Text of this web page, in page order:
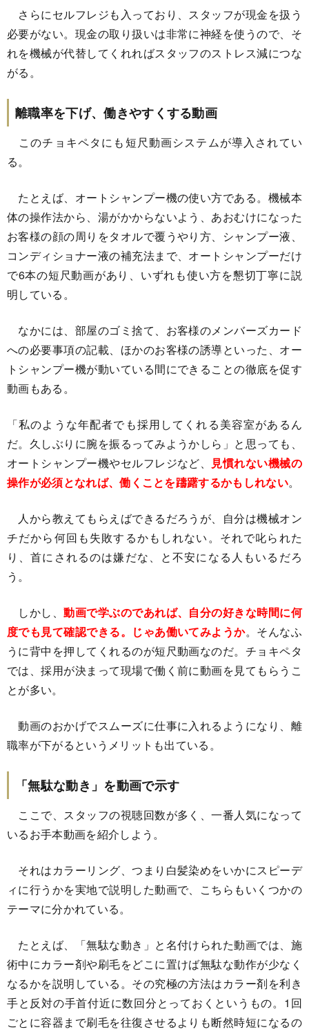
さらにセルフレジも入っており、スタッフが現金を扱う
必要がない。現金の取り扱いは非常に神経を使うので、そ
れを機械が代替してくれればスタッフのストレス減につな
がる。
離職率を下げ、働きやすくする動画
このチョキペタにも短尺動画システムが導入されてい
る。
たとえば、オートシャンプー機の使い方である。機械本
体の操作法から、湯がかからないよう、あおむけになった
お客様の顔の周りをタオルで覆うやり方、シャンプー液、
コンディショナー液の補充法まで、オートシャンプーだけ
で6本の短尺動画があり、いずれも使い方を懇切丁寧に説
明している。
なかには、部屋のゴミ捨て、お客様のメンバーズカード
への必要事項の記載、ほかのお客様の誘導といった、オー
トシャンプー機が動いている間にできることの徹底を促す
動画もある。
「私のような年配者でも採用してくれる美容室があるん
だ。久しぶりに腕を振るってみようかしら」と思っても、
オートシャンプー機やセルフレジなど、
見慣れない機械の
操作が必須となれば、働くことを躊躇するかもしれない。
人から教えてもらえばできるだろうが、自分は機械オン
チだから何回も失敗するかもしれない。それで叱られた
り、首にされるのは嫌だな、と不安になる人もいるだろ
う。
しかし、動画で学ぶのであれば、自分の好きな時間に何
度でも見て確認できる。じゃあ働いてみようか。そんなふ
うに背中を押してくれるのが短尺動画なのだ。チョキペタ
では、採用が決まって現場で働く前に動画を見てもらうこ
とが多い。
動画のおかげでスムーズに仕事に入れるようになり、離
職率が下がるというメリットも出ている。
「無駄な動き」を動画で示す
ここで、スタッフの視聴回数が多く、一番人気になって
いるお手本動画を紹介しよう。
それはカラーリング、つまり白髪染めをいかにスピーデ
ィに行うかを実地で説明した動画で、こちらもいくつかの
テーマに分かれている。
たとえば、「無駄な動き」と名付けられた動画では、施
術中にカラー剤や刷毛をどこに置けば無駄な動作が少なく
なるかを説明している。その究極の方法はカラー剤を利き
手と反対の手首付近に数回分とっておくというもの。1回
ごとに容器まで刷毛を往復させるよりも断然時短になるの